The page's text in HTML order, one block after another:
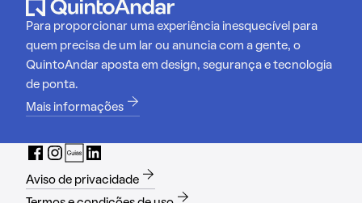
Para proporcionar uma experiência inesquecível para
quem precisa de um lar ou anuncia com a gente, o
QuintoAndar aposta em design, segurança e tecnologia
de ponta.
Mais informações
Aviso de privacidade